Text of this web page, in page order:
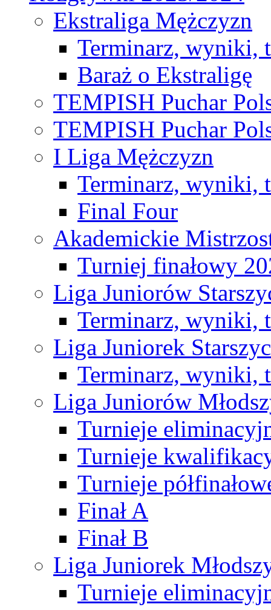
Ekstraliga Mężczyzn
Terminarz, wyniki,
Baraż o Ekstraligę
TEMPISH Puchar
TEMPISH Puchar
I Liga Mężczyzn
Terminarz, wyniki,
Final Four
Akademickie
Turniej finałowy
Liga Juniorów
Terminarz, wyniki,
Liga Juniorek
Terminarz, wyniki,
Liga Juniorów
Turnieje
Turnieje
Turnieje
Finał A
Finał B
Liga Juniorek
Turnieje